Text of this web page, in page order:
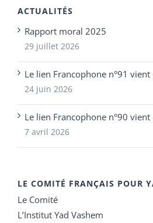
ACTUALITÉS
Rapport moral 2025
29 juillet 2026
Le lien Francophone n°91
24 juin 2026
Le lien Francophone n°90
7 avril 2026
LE COMITÉ FRANÇAIS POUR
Le Comité
L’Institut Yad Vashem